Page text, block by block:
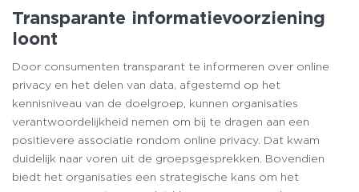
Transparante informatievoorziening
loont
Door consumenten transparant te informeren over online
privacy en het delen van data, afgestemd op het
kennisniveau van de doelgroep, kunnen organisaties
verantwoordelijkheid nemen om bij te dragen aan een
positievere associatie rondom online privacy. Dat kwam
duidelijk naar voren uit de groepsgesprekken. Bovendien
biedt het organisaties een strategische kans om het